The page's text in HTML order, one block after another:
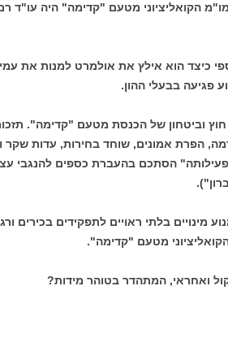
הקואליציוני מטעם "קדימה" היה עו"ד
כיצד הוא אילץ את אולמרט למנות את
פגיעה בבעלי ההון.
חוץ וביטחון של הכנסת מטעם "קדימה".
הפרת אמונים, שוחד בחירות, עדות שקר
הסתכם בהעברת כספים להנגבי
מינויים בלתי ראויים לתפקידים בכירים
מטעם "קדימה".
ואחראי, המתהדר בטוהר מידות?